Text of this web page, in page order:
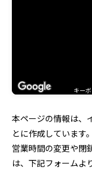
キー
本ページの情報は、
とに作成しています。
営業時間の変更や閉
は、下記フォームよ